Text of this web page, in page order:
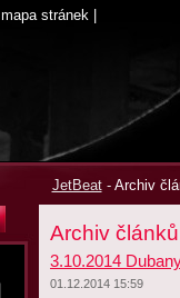
JetBeat - Archiv
Archiv článků
3.10.2014
01.12.2014 15:59
mapa stránek